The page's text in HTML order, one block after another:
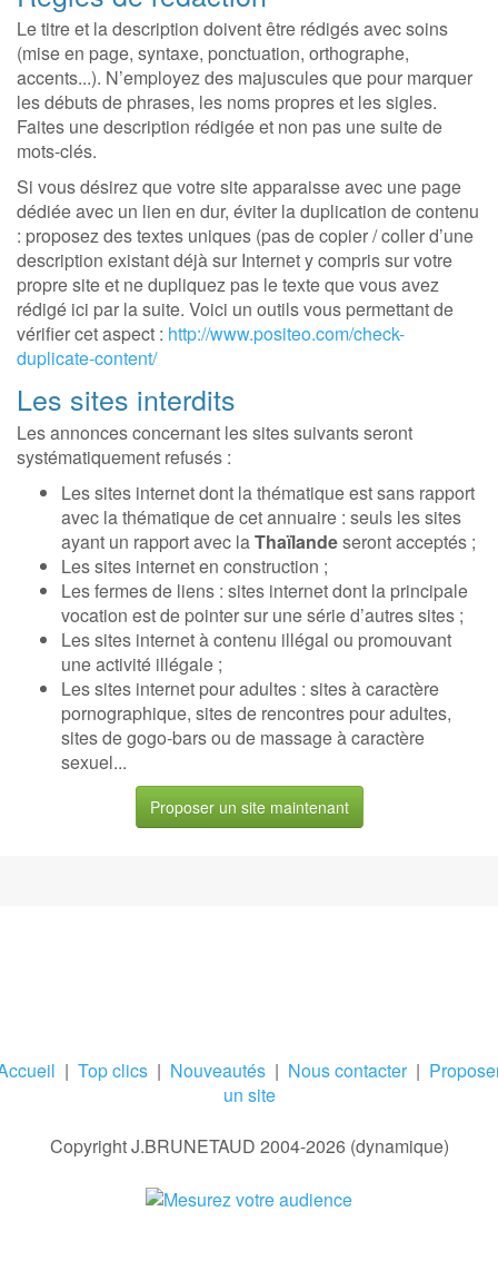
Le titre et la description doivent être rédigés avec soins
(mise en page, syntaxe, ponctuation, orthographe,
accents...). N’employez des majuscules que pour marquer
les débuts de phrases, les noms propres et les sigles.
Faites une description rédigée et non pas une suite de
mots-clés.
Si vous désirez que votre site apparaisse avec une page
dédiée avec un lien en dur, éviter la duplication de contenu
: proposez des textes uniques (pas de copier / coller d’une
description existant déjà sur Internet y compris sur votre
propre site et ne dupliquez pas le texte que vous avez
rédigé ici par la suite. Voici un outils vous permettant de
vérifier cet aspect : http://www.positeo.com/check-
duplicate-content/
Les sites interdits
Les annonces concernant les sites suivants seront
systématiquement refusés :
Les sites internet dont la thématique est sans rapport
avec la thématique de cet annuaire : seuls les sites
ayant un rapport avec laThaïlandeseront acceptés ;
Les sites internet en construction ;
Les fermes de liens : sites internet dont la principale
vocation est de pointer sur une série d’autres sites ;
Les sites internet à contenu illégal ou promouvant
une activité illégale ;
Les sites internet pour adultes : sites à caractère
pornographique, sites de rencontres pour adultes,
sites de gogo-bars ou de massage à caractère
sexuel...
Proposer un site maintenant
| Top clics | Nouveautés | Nous contacter|
un site
Copyright J.BRUNETAUD 2004-2026 (dynamique)